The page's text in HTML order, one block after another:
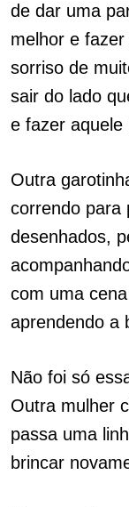
de dar uma
melhor e
sorriso de
sair do lado
e fazer aquele
Outra
correndo para
desenhados,
com uma
aprendendo a
Não foi só
Outra mulher
passa uma
brincar